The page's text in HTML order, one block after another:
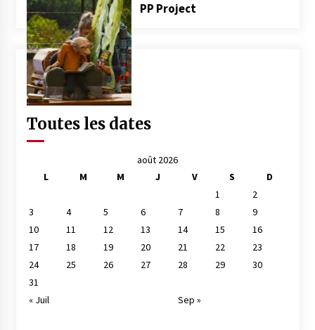
PP Project
Toutes les dates
août 2026
L
M M J V S
D
1
2
3
4 5 6 7 8
9
10
11 12 13 14 15
16
17
18 19 20 21 22
23
24
25 26 27 28 29
30
31
« Juil
Sep »